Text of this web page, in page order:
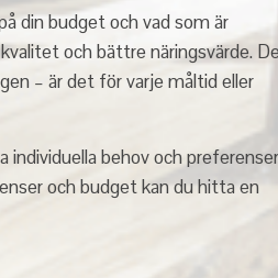
din budget och vad som är
och bättre näringsvärde.
– är det för varje måltid eller
behov och
och budget kan du hitta en